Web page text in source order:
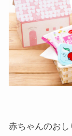
赤ちゃんのお